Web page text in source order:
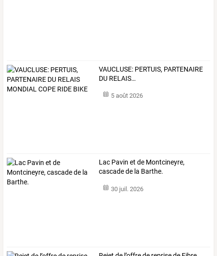
VAUCLUSE: PERTUIS, PARTENAIRE
DU RELAIS…
5 août 2026
Lac Pavin et de Montcineyre,
cascade de la Barthe.
30 juil. 2026